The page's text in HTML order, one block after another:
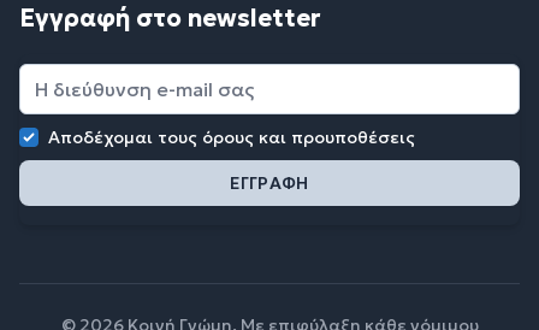
Εγγραφή στο newsletter
Αποδέχομαι τους όρους και προυποθέσεις
© 2026 Κοινή Γνώμη. Με επιφύλαξη κάθε νόμιμου